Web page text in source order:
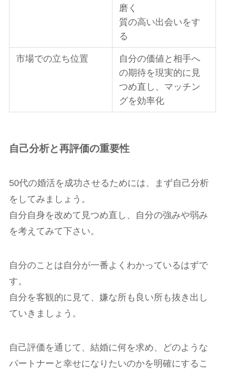
磨く
質の高い出会いをす
る
市場での立ち位置
自分の価値と相手へ
の期待を現実的に見
つめ直し、マッチン
グを効率化
自己分析と再評価の重要性
50代の婚活を成功させるためには、まず自己分析
をしてみましょう。
自分自身を改めて見つめ直し、自分の強みや弱み
を考えてみて下さい。
自分のことは自分が一番よくわかっているはずで
す。
自分を客観的に見て、嫌な所も良い所も抜き出し
ていきましょう。
自己評価を通じて、結婚に何を求め、どのような
パートナーと幸せになりたいのかを明確にするこ